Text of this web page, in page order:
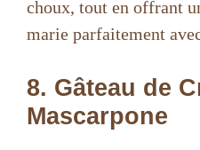
choux, tout en offrant
marie parfaitement
8. Gâteau de
Mascarpone